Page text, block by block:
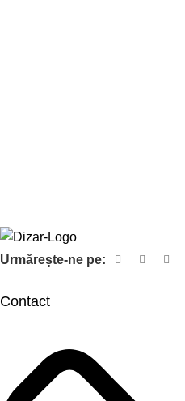
Urmărește-ne pe:
Contact